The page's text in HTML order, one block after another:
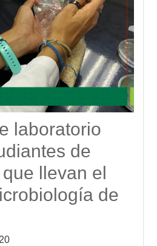
laboratorio
de
llevan el
de